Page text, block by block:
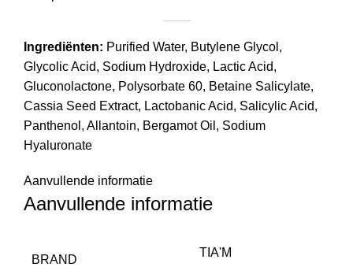
Ingrediënten: Purified Water, Butylene Glycol,
Glycolic Acid, Sodium Hydroxide, Lactic Acid,
Gluconolactone, Polysorbate 60, Betaine Salicylate,
Cassia Seed Extract, Lactobanic Acid, Salicylic Acid,
Panthenol, Allantoin, Bergamot Oil, Sodium
Hyaluronate
Aanvullende informatie
Aanvullende informatie
BRAND
TIA'M